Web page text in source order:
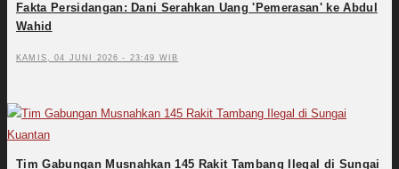
Fakta Persidangan: Dani Serahkan Uang 'Pemerasan' ke Abdul
Wahid
KAMIS, 04 JUNI 2026 - 23:49 WIB
Tim Gabungan Musnahkan 145 Rakit Tambang Ilegal di Sungai